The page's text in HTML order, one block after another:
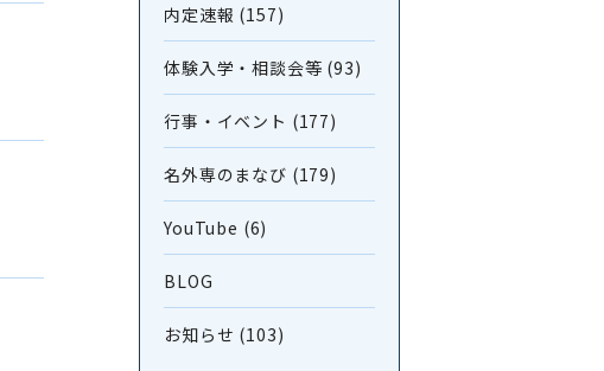
内定速報 (157)
体験入学・相談会等 (93)
行事・イベント (177)
名外専のまなび (179)
YouTube (6)
BLOG
お知らせ (103)